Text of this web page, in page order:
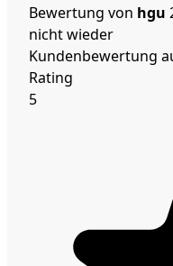
Bewertung von hgu
nicht wieder
Kundenbewertung
Rating
5